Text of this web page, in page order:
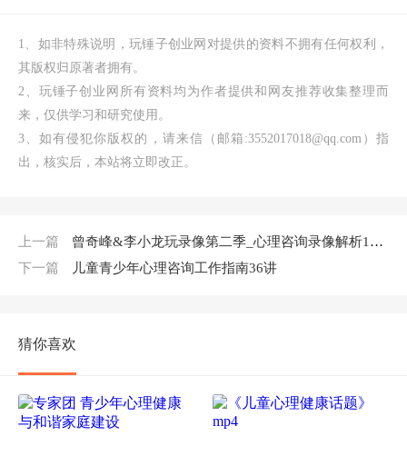
1、如非特殊说明，玩锤子创业网对提供的资料不拥有任何权利，
其版权归原著者拥有。
2、玩锤子创业网所有资料均为作者提供和网友推荐收集整理而
来，仅供学习和研究使用。
3、如有侵犯你版权的，请来信（邮箱:3552017018@qq.com）指
出，核实后，本站将立即改正。
上一篇
曾奇峰&李小龙玩录像第二季_心理咨询录像解析18集(视频+音频)
下一篇
儿童青少年心理咨询工作指南36讲
猜你喜欢